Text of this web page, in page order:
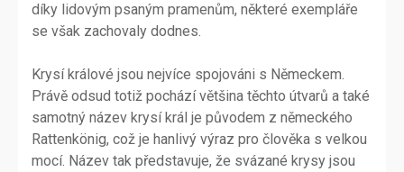
díky lidovým psaným pramenům, některé exempláře
se však zachovaly dodnes.
Krysí králové jsou nejvíce spojováni s Německem.
Právě odsud totiž pochází většina těchto útvarů a také
samotný název krysí král je původem z německého
Rattenkönig, což je hanlivý výraz pro člověka s velkou
mocí. Název tak představuje, že svázané krysy jsou